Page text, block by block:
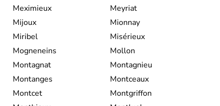
Meximieux
Meyriat
Mijoux
Mionnay
Miribel
Misérieux
Mogneneins
Mollon
Montagnat
Montagnieu
Montanges
Montceaux
Montcet
Montgriffon